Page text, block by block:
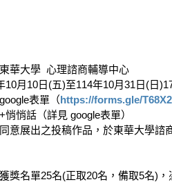
華大學  心理諮商輔導中心
10月10日(五)至114年10月31日(日
表單（https://forms.gle/
悄話（詳見 google表單）
意展出之投稿作品，於東華大學
獎名單25名(正取20名，備取5名)